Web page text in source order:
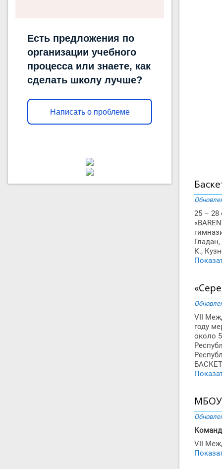
Есть предложения по
организации учебного
процесса или знаете, как
сделать школу лучше?
Написать о проблеме
25 – 28
К.,
VII
году
около
МБОУ
VII